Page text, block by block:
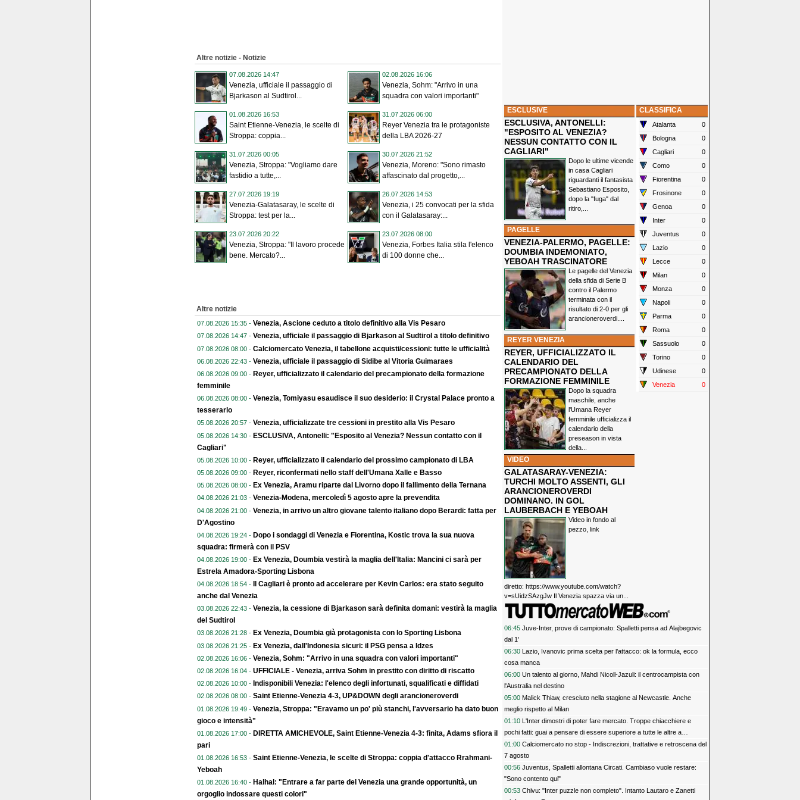
Altre notizie - Notizie
07.08.2026 14:47
Venezia, ufficiale il passaggio di
Bjarkason al Sudtirol...
02.08.2026 16:06
Venezia, Sohm: "Arrivo in una
squadra con valori importanti"
01.08.2026 16:53
Saint Etienne-Venezia, le scelte di
Stroppa: coppia...
31.07.2026 06:00
Reyer Venezia tra le protagoniste
della LBA 2026-27
31.07.2026 00:05
Venezia, Stroppa: "Vogliamo dare
fastidio a tutte,...
30.07.2026 21:52
Venezia, Moreno: "Sono rimasto
affascinato dal progetto,...
27.07.2026 19:19
Venezia-Galatasaray, le scelte di
Stroppa: test per la...
26.07.2026 14:53
Venezia, i 25 convocati per la sfida
con il Galatasaray:...
23.07.2026 20:22
Venezia, Stroppa: "Il lavoro procede
bene. Mercato?...
23.07.2026 08:00
Venezia, Forbes Italia stila l'elenco
di 100 donne che...
Altre notizie
07.08.2026 15:35 - Venezia, Ascione ceduto a titolo definitivo alla Vis Pesaro
07.08.2026 14:47 - Venezia, ufficiale il passaggio di Bjarkason al Sudtirol a titolo definitivo
07.08.2026 08:00 - Calciomercato Venezia, il tabellone acquisti/cessioni: tutte le ufficialità
06.08.2026 22:43 - Venezia, ufficiale il passaggio di Sidibe al Vitoria Guimaraes
06.08.2026 09:00 - Reyer, ufficializzato il calendario del precampionato della formazione
femminile
06.08.2026 08:00 - Venezia, Tomiyasu esaudisce il suo desiderio: il Crystal Palace pronto a
tesserarlo
05.08.2026 20:57 - Venezia, ufficializzate tre cessioni in prestito alla Vis Pesaro
05.08.2026 14:30 - ESCLUSIVA, Antonelli: "Esposito al Venezia? Nessun contatto con il
Cagliari"
05.08.2026 10:00 - Reyer, ufficializzato il calendario del prossimo campionato di LBA
05.08.2026 09:00 - Reyer, riconfermati nello staff dell'Umana Xalle e Basso
05.08.2026 08:00 - Ex Venezia, Aramu riparte dal Livorno dopo il fallimento della Ternana
04.08.2026 21:03 - Venezia-Modena, mercoledì 5 agosto apre la prevendita
04.08.2026 21:00 - Venezia, in arrivo un altro giovane talento italiano dopo Berardi: fatta per
D'Agostino
04.08.2026 19:24 - Dopo i sondaggi di Venezia e Fiorentina, Kostic trova la sua nuova
squadra: firmerà con il PSV
04.08.2026 19:00 - Ex Venezia, Doumbia vestirà la maglia dell'Italia: Mancini ci sarà per
Estrela Amadora-Sporting Lisbona
04.08.2026 18:54 -
Il Cagliari è pronto ad accelerare per Kevin Carlos: era stato seguito
anche dal Venezia
03.08.2026 22:43 - Venezia, la cessione di Bjarkason sarà definita domani: vestirà la maglia
del Sudtirol
03.08.2026 21:28 - Ex Venezia, Doumbia già protagonista con lo Sporting Lisbona
03.08.2026 21:25 - Ex Venezia, dall'Indonesia sicuri: il PSG pensa a Idzes
02.08.2026 16:06 - Venezia, Sohm: "Arrivo in una squadra con valori importanti"
02.08.2026 16:04 - UFFICIALE - Venezia, arriva Sohm in prestito con diritto di riscatto
02.08.2026 10:00 - Indisponibili Venezia: l'elenco degli infortunati, squalificati e diffidati
02.08.2026 08:00 - Saint Etienne-Venezia 4-3, UP&DOWN degli arancioneroverdi
01.08.2026 19:49 - Venezia, Stroppa: "Eravamo un po' più stanchi, l'avversario ha dato buon
gioco e intensità"
01.08.2026 17:00 - DIRETTA AMICHEVOLE, Saint Etienne-Venezia 4-3: finita, Adams sfiora il
pari
01.08.2026 16:53 - Saint Etienne-Venezia, le scelte di Stroppa: coppia d'attacco Rrahmani-
Yeboah
01.08.2026 16:40 - Halhal: "Entrare a far parte del Venezia una grande opportunità, un
orgoglio indossare questi colori"
ESCLUSIVE
ESCLUSIVA, ANTONELLI:
"ESPOSITO AL VENEZIA?
NESSUN CONTATTO CON IL
CAGLIARI"
Dopo le ultime vicende
in casa Cagliari
riguardanti il fantasista
Sebastiano Esposito,
dopo la "fuga" dal
ritiro,...
PAGELLE
VENEZIA-PALERMO, PAGELLE:
DOUMBIA INDEMONIATO,
YEBOAH TRASCINATORE
Le pagelle del Venezia
della sfida di Serie B
contro il Palermo
terminata con il
risultato di 2-0 per gli
arancioneroverdi....
REYER VENEZIA
REYER, UFFICIALIZZATO IL
CALENDARIO DEL
PRECAMPIONATO DELLA
FORMAZIONE FEMMINILE
Dopo la squadra
maschile, anche
l'Umana Reyer
femminile ufficializza il
calendario della
preseason in vista
della...
VIDEO
GALATASARAY-VENEZIA:
TURCHI MOLTO ASSENTI, GLI
ARANCIONEROVERDI
DOMINANO. IN GOL
LAUBERBACH E YEBOAH
Video in fondo al
pezzo, link
diretto: https://www.youtube.com/watch?
v=sUidzSAzgJw Il Venezia spazza via un...
CLASSIFICA
Atalanta
0
Bologna
0
Cagliari
0
Como
0
Fiorentina
0
Frosinone
0
Genoa
0
Inter
0
Juventus
0
Lazio
0
Lecce
0
Milan
0
Monza
0
Napoli
0
Parma
0
Roma
0
Sassuolo
0
Torino
0
Udinese
0
Venezia
0
06:45 Juve-Inter, prove di campionato: Spalletti pensa ad Alajbegovic
dal 1'
06:30 Lazio, Ivanovic prima scelta per l’attacco: ok la formula, ecco
cosa manca
06:00 Un talento al giorno, Mahdi Nicoll-Jazuli: il centrocampista con
l'Australia nel destino
05:00 Malick Thiaw, cresciuto nella stagione al Newcastle. Anche
meglio rispetto al Milan
01:10 L'Inter dimostri di poter fare mercato. Troppe chiacchiere e
pochi fatti: guai a pensare di essere superiore a tutte le altre a
prescindere. Juve, il portiere può diventare un "problema". Milan-Leao,
serve una decisione netta
01:00 Calciomercato no stop - Indiscrezioni, trattative e retroscena del
7 agosto
00:56 Juventus, Spalletti allontana Circati. Cambiaso vuole restare:
"Sono contento qui"
00:53 Chivu: "Inter puzzle non completo". Intanto Lautaro e Zanetti